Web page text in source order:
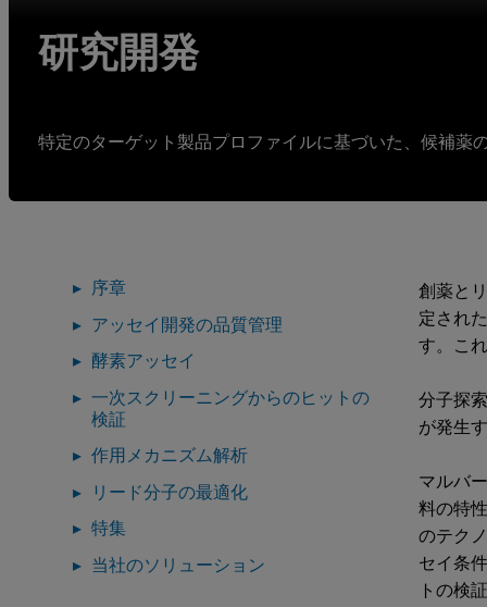
研究開発
特定のターゲット製品プロファイルに基づいた、候補薬
序章
アッセイ開発の品質管理
酵素アッセイ
一次スクリーニングからのヒットの
検証
作用メカニズム解析
リード分子の最適化
特集
当社のソリューション
創薬と
定され
す。こ
分子探
が発生
マルバ
料の特
のテク
セイ条
トの検